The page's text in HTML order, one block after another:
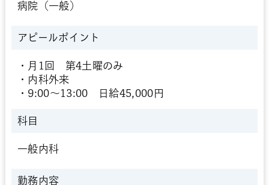
病院（一般）
アピールポイント
・月1回 第4土曜のみ
・内科外来
・9:00～13:00 日給45,000円
科目
一般内科
勤務内容